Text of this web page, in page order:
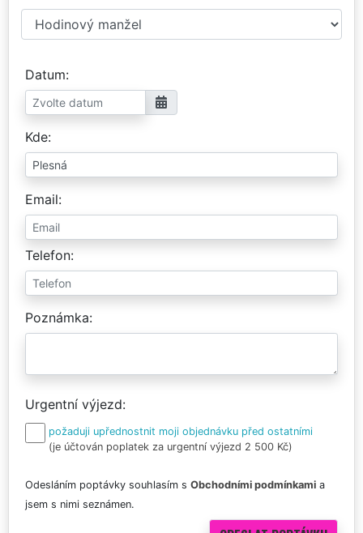
Datum
Kde
Email
Telefon
Poznámka
Urgentní výjezd
požaduji upřednostnit moji objednávku před ostatními
(je účtován poplatek za urgentní výjezd 2 500 Kč)
Odesláním poptávky souhlasím s Obchodními podmínkami a
jsem s nimi seznámen.